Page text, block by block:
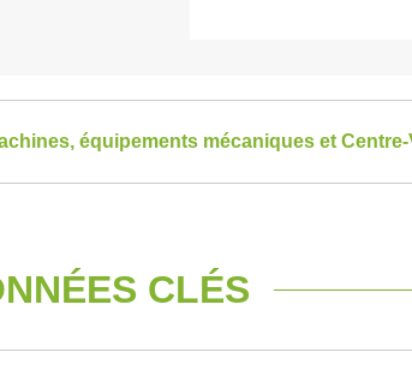
équipements mécaniques et
CLÉS